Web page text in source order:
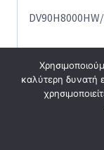
καλύτερη δυνατή